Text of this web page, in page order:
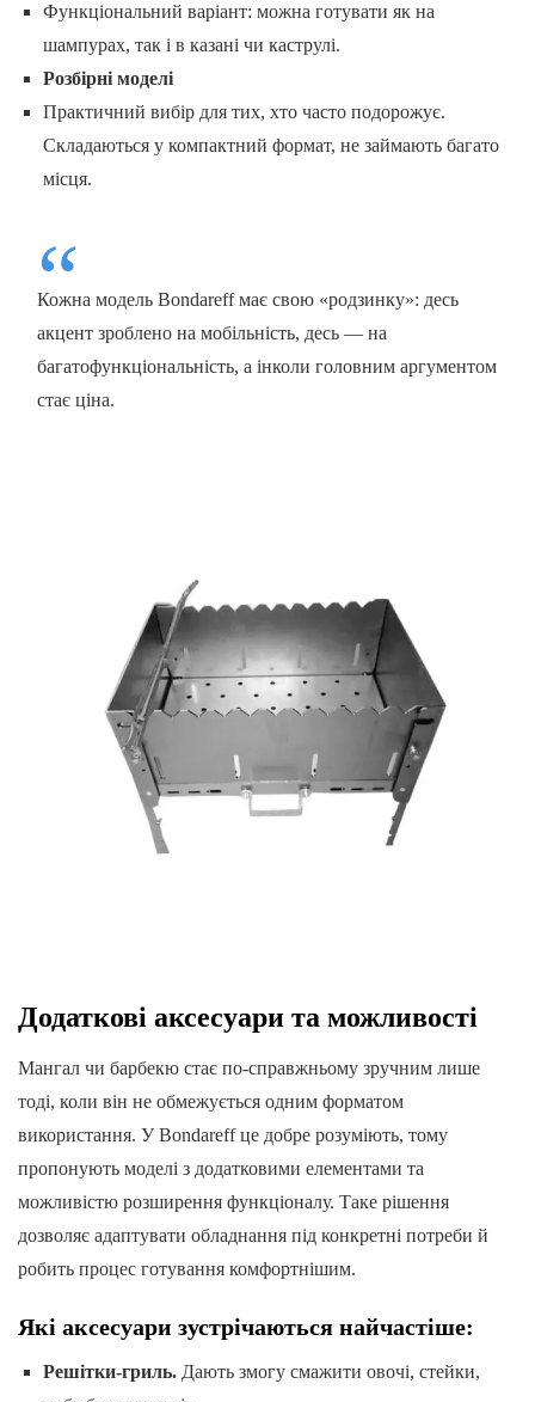
Функціональний варіант: можна готувати як на
шампурах, так і в казані чи каструлі.
Розбірні моделі
Практичний вибір для тих, хто часто подорожує.
Складаються у компактний формат, не займають багато
місця.
Кожна модель Bondareff має свою «родзинку»: десь
акцент зроблено на мобільність, десь — на
багатофункціональність, а інколи головним аргументом
стає ціна.
Додаткові аксесуари та можливості
Мангал чи барбекю стає по-справжньому зручним лише
тоді, коли він не обмежується одним форматом
використання. У Bondareff це добре розуміють, тому
пропонують моделі з додатковими елементами та
можливістю розширення функціоналу. Таке рішення
дозволяє адаптувати обладнання під конкретні потреби й
робить процес готування комфортнішим.
Які аксесуари зустрічаються найчастіше:
Решітки-гриль.Дають змогу смажити овочі, стейки,